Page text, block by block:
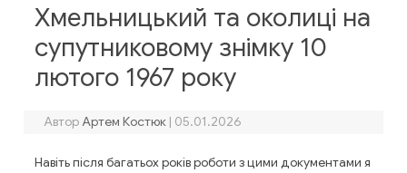
Хмельницький та околиці на
супутниковому знімку 10
лютого 1967 року
Автор Артем Костюк | 05.01.2026
Навіть після багатьох років роботи з цими документами я